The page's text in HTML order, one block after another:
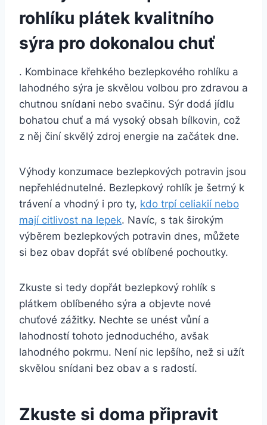
rohlíku plátek kvalitního
sýra pro dokonalou chuť
. Kombinace křehkého bezlepkového rohlíku a
lahodného sýra je skvělou volbou pro zdravou a
chutnou snídani nebo svačinu. Sýr dodá jídlu
bohatou chuť a má vysoký obsah bílkovin, což
z něj činí skvělý zdroj energie na začátek dne.
Výhody konzumace bezlepkových potravin jsou
nepřehlédnutelné. Bezlepkový rohlík je šetrný k
trávení a vhodný i pro ty, kdo trpí celiakií nebo
mají citlivost na lepek. Navíc, s tak širokým
výběrem bezlepkových potravin dnes, můžete
si bez obav dopřát své oblíbené pochoutky.
Zkuste si tedy dopřát bezlepkový rohlík s
plátkem oblíbeného sýra a objevte nové
chuťové zážitky. Nechte se unést vůní a
lahodností tohoto jednoduchého, avšak
lahodného pokrmu. Není nic lepšího, než si užít
skvělou snídani bez obav a s radostí.
Zkuste si doma připravit